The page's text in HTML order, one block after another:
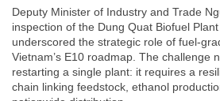
Deputy Minister of Industry and Trade
inspection of the Dung Quat Biofuel
underscored the strategic role of fuel-
Vietnam’s E10 roadmap. The challenge
restarting a single plant: it requires a
chain linking feedstock, ethanol